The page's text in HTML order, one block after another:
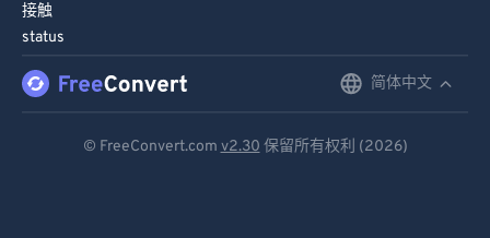
接触
status
简体中文
© FreeConvert.com v2.30 保留所有权利 (2026)